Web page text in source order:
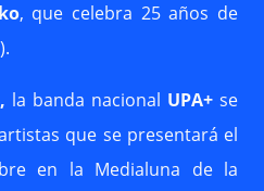
, que celebra 25 años de
la banda nacional UPA+se
que se presentará el
en la Medialuna de la